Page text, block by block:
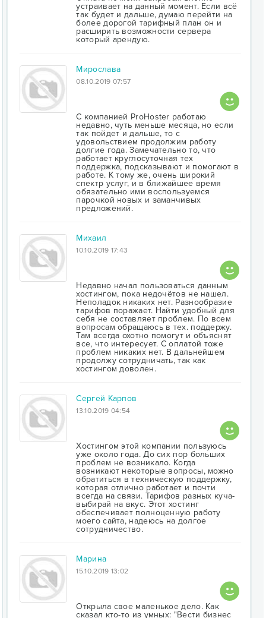
устраивает на данный момент. Если всё
так будет и дальше, думаю перейти на
более дорогой тарифный план он и
расширить возможности сервера
который арендую.
Мирослава
08.10.2019 07:57
С компанией ProHoster работаю
недавно, чуть меньше месяца, но если
так пойдет и дальше, то с
удовольствием продолжим работу
долгие года. Замечательно то, что
работает круглосуточная тех
поддержка, подсказывают и помогают в
работе. К тому же, очень широкий
спектр услуг, и в ближайшее время
обязательно ими воспользуемся
парочкой новых и заманчивых
предложений.
Михаил
10.10.2019 17:43
Недавно начал пользоваться данным
хостингом, пока недочётов не нашел.
Неполадок никаких нет. Разнообразие
тарифов поражает. Найти удобный для
себя не составляет проблем. По всем
вопросам обращаюсь в тех. поддержу.
Там всегда охотно помогут и объяснят
все, что интересует. С оплатой тоже
проблем никаких нет. В дальнейшем
продолжу сотрудничать, так как
хостингом доволен.
Сергей Карпов
13.10.2019 04:54
Хостингом этой компании пользуюсь
уже около года. До сих пор больших
проблем не возникало. Когда
возникают некоторые вопросы, можно
обратиться в техническую поддержку,
которая отлично работает и почти
всегда на связи. Тарифов разных куча-
выбирай на вкус. Этот хостинг
обеспечивает полноценную работу
моего сайта, надеюсь на долгое
сотрудничество.
Марина
15.10.2019 13:02
Открыла свое маленькое дело. Как
сказал кто-то из умных: "Вести бизнес